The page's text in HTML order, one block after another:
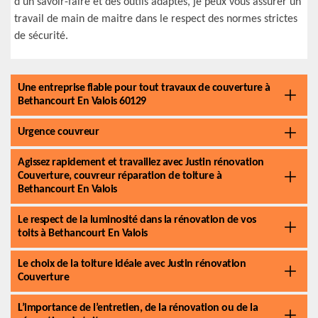
travail de main de maitre dans le respect des normes strictes
de sécurité.
Une entreprise fiable pour tout travaux de couverture à
Bethancourt En Valois 60129
Urgence couvreur
Agissez rapidement et travaillez avec Justin rénovation
Couverture, couvreur réparation de toiture à
Bethancourt En Valois
Le respect de la luminosité dans la rénovation de vos
toits à Bethancourt En Valois
Le choix de la toiture idéale avec Justin rénovation
Couverture
L’importance de l’entretien, de la rénovation ou de la